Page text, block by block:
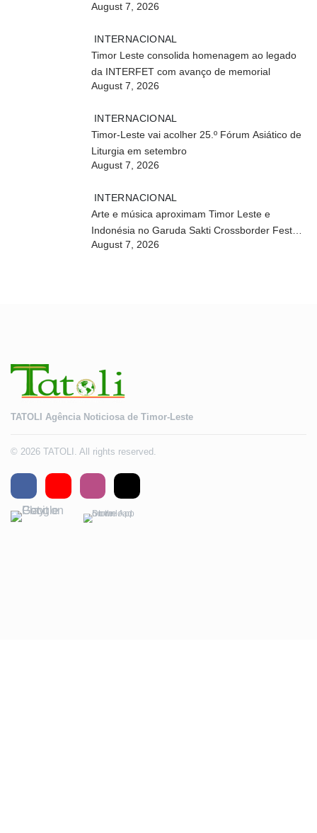
Leste
August 7, 2026
INTERNACIONAL
Timor Leste consolida homenagem ao legado
da INTERFET com avanço de memorial
August 7, 2026
INTERNACIONAL
Timor-Leste vai acolher 25.º Fórum Asiático de
Liturgia em setembro
August 7, 2026
INTERNACIONAL
Arte e música aproximam Timor Leste e
Indonésia no Garuda Sakti Crossborder Fest
2026
August 7, 2026
TATOLI Agência Noticiosa de Timor-Leste
© 2026 TATOLI. All rights reserved.